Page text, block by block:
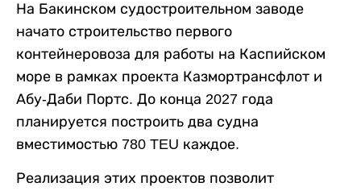
На Бакинском судостроительном заводе
начато строительство первого
контейнеровоза для работы на Каспийском
море в рамках проекта Казмортрансфлот и
Абу-Даби Портс. До конца 2027 года
планируется построить два судна
вместимостью 780 TEU каждое.
Реализация этих проектов позволит